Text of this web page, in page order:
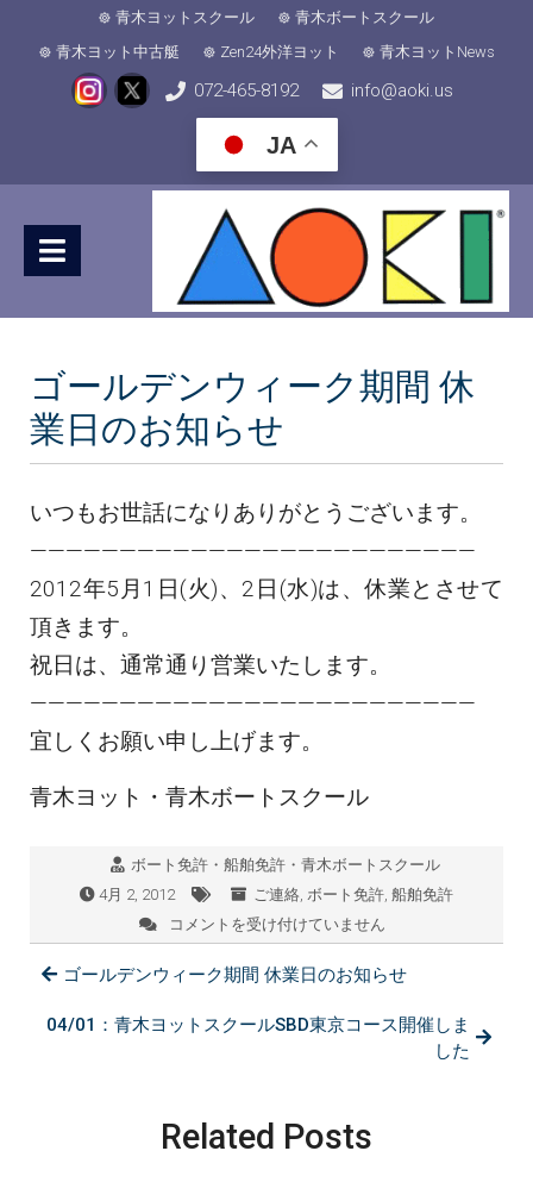
青木ヨットスクール
青木ボートスクール
青木ヨット中古艇
Zen24外洋ヨット 青木ヨットNews
072-465-8192 info@aoki.us
JA
ゴールデンウィーク期間 休
業日のお知らせ
いつもお世話になりありがとうございます。
—————————————————————————
2012年5月1日(火)、2日(水)は、休業とさせて
頂きます。
祝日は、通常通り営業いたします。
—————————————————————————
宜しくお願い申し上げます。
青木ヨット・青木ボートスクール
ボート免許・船舶免許・青木ボートスクール
4月 2, 2012
ご連絡 ボート免許 船舶免許
ゴ
ル
ン
期
間
コメントを受け付けていません
ゴールデンウィーク期間 休業日のお知らせ
04/01：青木ヨットスクールSBD東京コース開催しま
した
Related Posts